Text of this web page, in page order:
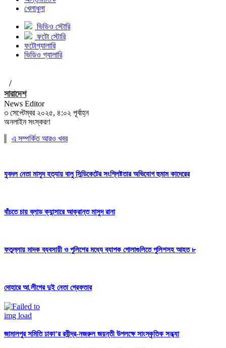
খেলাধুলা
ভিডিও স্টোরি
ফটো স্টোরি
ফটোগ্যালারি
ভিডিও গ্যালারি
/
সারাদেশ
News Editor
৩ সেপ্টেম্বর ২০২৫, ৪:০২ পূর্বাহ্ন
অনলাইন সংস্করণ
এ সম্পর্কিত আরও খবর
যুবদল নেতা মাসুদ হত্যায় বালু সিন্ডিকেটের সংশ্লিষ্টতার অভিযোগ হুমাম কাদেরের
বাঁচতে চায় ব্লাড ক্যান্সারে আক্রান্ত মাসুদ রানা
ফতুল্লায় মাদক ব্যবসায়ী ও পুলিশের মধ্যে ব্যাপক গোলাগুলিতে পুলিশসহ আহত ৮
দোহারে আ.লীগের দুই নেতা গ্রেফতার
জামালপুর সমিতি ঢাকা’র রবীন্দ্র-নজরুল জয়ন্তী উপলক্ষে সাংস্কৃতিক সন্ধ্যা